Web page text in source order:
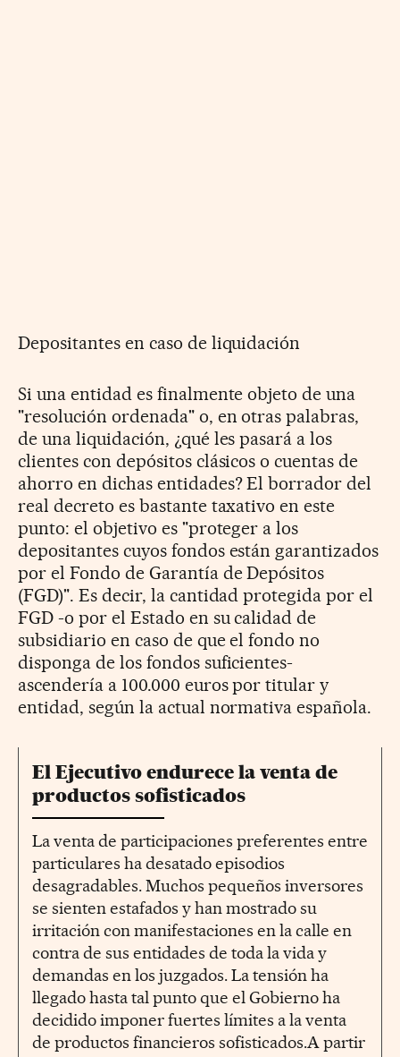
Depositantes en caso de liquidación
Si una entidad es finalmente objeto de una
"resolución ordenada" o, en otras palabras,
de una liquidación, ¿qué les pasará a los
clientes con depósitos clásicos o cuentas de
ahorro en dichas entidades? El borrador del
real decreto es bastante taxativo en este
punto: el objetivo es "proteger a los
depositantes cuyos fondos están garantizados
por el Fondo de Garantía de Depósitos
(FGD)". Es decir, la cantidad protegida por el
FGD -o por el Estado en su calidad de
subsidiario en caso de que el fondo no
disponga de los fondos suficientes-
ascendería a 100.000 euros por titular y
entidad, según la actual normativa española.
El Ejecutivo endurece la venta de
productos sofisticados
La venta de participaciones preferentes entre
particulares ha desatado episodios
desagradables. Muchos pequeños inversores
se sienten estafados y han mostrado su
irritación con manifestaciones en la calle en
contra de sus entidades de toda la vida y
demandas en los juzgados. La tensión ha
llegado hasta tal punto que el Gobierno ha
decidido imponer fuertes límites a la venta
de productos financieros sofisticados.A partir